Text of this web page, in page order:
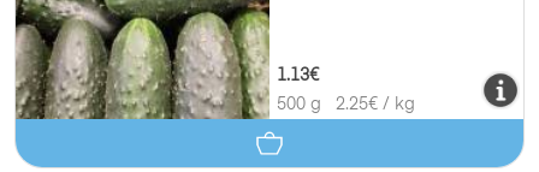
1.13€
500 g
2.25€ / kg